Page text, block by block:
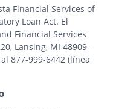
Financial Services of
Loan Act. El
Financial Services
Lansing, MI 48909-
877-999-6442 (línea